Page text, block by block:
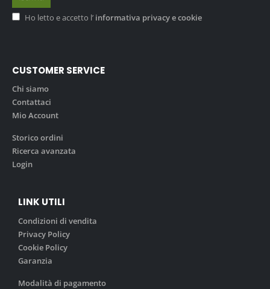
Ho letto e accetto l’ informativa privacy e cookie
CUSTOMER SERVICE
Chi siamo
Contattaci
Mio Account
Storico ordini
Ricerca avanzata
Login
LINK UTILI
Condizioni di vendita
Privacy Policy
Cookie Policy
Garanzia
Modalità di pagamento